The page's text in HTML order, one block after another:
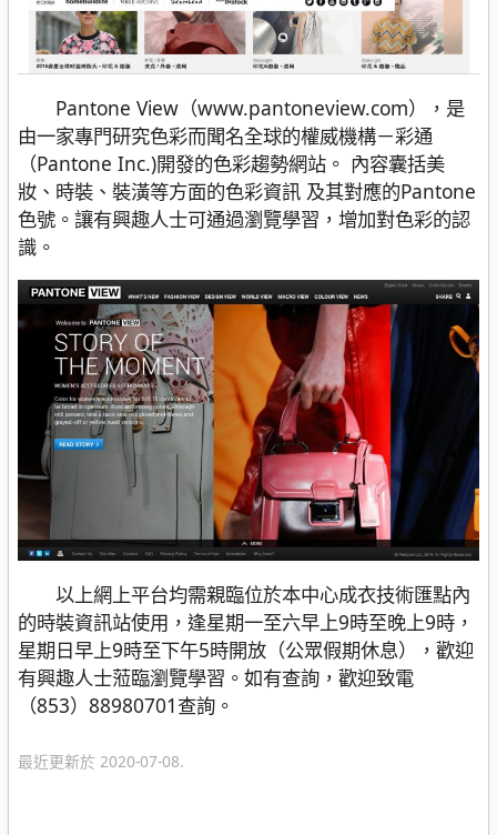
Pantone View（www.pantoneview.com），是
由一家專門研究色彩而聞名全球的權威機構－彩通
（Pantone Inc.)開發的色彩趨勢網站。 內容囊括美
妝、時裝、裝潢等方面的色彩資訊 及其對應的Pantone
色號。讓有興趣人士可通過瀏覽學習，增加對色彩的認
識。
以上網上平台均需親臨位於本中心成衣技術匯點內
的時裝資訊站使用，逢星期一至六早上9時至晚上9時，
星期日早上9時至下午5時開放（公眾假期休息），歡迎
有興趣人士蒞臨瀏覽學習。如有查詢，歡迎致電
（853）88980701查詢。
最近更新於 2020-07-08.